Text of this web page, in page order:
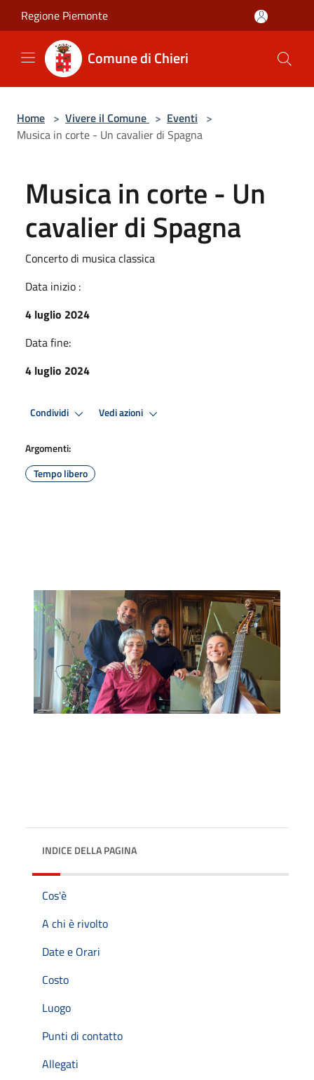
Salta al contenuto principale
Regione Piemonte
Comune di Chieri
Home > Vivere il Comune > Eventi >
Musica in corte - Un cavalier di Spagna
Musica in corte - Un
cavalier di Spagna
Concerto di musica classica
Data inizio :
4 luglio 2024
Data fine:
4 luglio 2024
Condividi Vedi azioni
Argomenti:
Tempo libero
INDICE DELLA PAGINA
Cos'è
A chi è rivolto
Date e Orari
Costo
Luogo
Punti di contatto
Allegati